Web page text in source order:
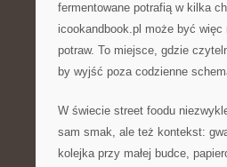
fermentowane potrafią w kilka
icookandbook.pl może być
potraw. To miejsce, gdzie
by wyjść poza codzienne
W świecie street foodu
sam smak, ale też kontekst:
kolejka przy małej budce,